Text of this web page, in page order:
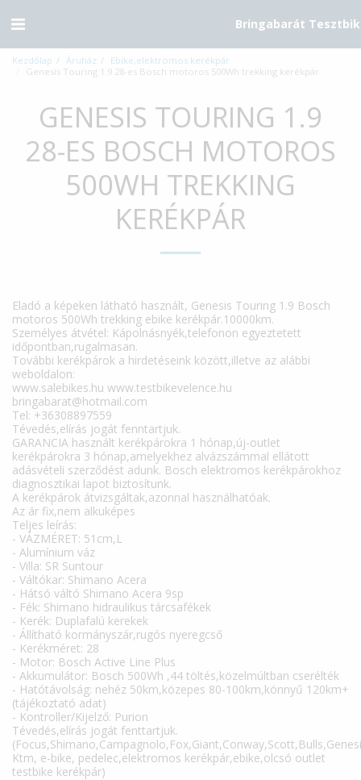
Bringabarát
Kezdőlap Áruház
Ebike,elektromos kerékpár
Genesis Touring 1.9 28-es Bosch motoros 500Wh trekking kerékpár
GENESIS TOURING 1.9
28-ES BOSCH MOTOROS
500WH TREKKING
KERÉKPÁR
Eladó a képeken látható használt, Genesis Touring 1.9 Bosch
motoros 500Wh trekking ebike kerékpár.10000km.
Személyes átvétel: Kápolnásnyék,telefonon egyeztetett
időpontban,rugalmasan.
További kerékpárok a hirdetéseink között,illetve az alábbi
weboldalon:
www.salebikes.hu www.testbikevelence.hu
bringabarat@hotmail.com
Tel: +36308897559
Tévedés,elírás jogát fenntartjuk.
GARANCIA használt kerékpárokra 1 hónap,új-outlet
kerékpárokra 3 hónap,amelyekhez alvázszámmal ellátott
adásvételi szerződést adunk. Bosch elektromos kerékpárokhoz
diagnosztikai lapot biztosítunk.
A kerékpárok átvizsgáltak,azonnal használhatóak.
Az ár fix,nem alkuképes
Teljes leírás:
- VÁZMÉRET: 51cm,L
- Alumínium váz
- Villa: SR Suntour
- Váltókar: Shimano Acera
- Hátsó váltó Shimano Acera 9sp
- Fék: Shimano hidraulikus tárcsafékek
- Kerék: Duplafalú kerekek
- Állítható kormányszár,rugós nyeregcső
- Kerékméret: 28
- Motor: Bosch Active Line Plus
- Akkumulátor: Bosch 500Wh ,44 töltés,közelmúltban cserélték
- Hatótávolság: nehéz 50km,közepes 80-100km,könnyű 120km+
(tájékoztató adat)
- Kontroller/Kijelző: Purion
Tévedés,elírás jogát fenttartjuk.
Ktm, e-bike, pedelec,elektromos kerékpár,ebike,olcsó outlet
testbike kerékpár)